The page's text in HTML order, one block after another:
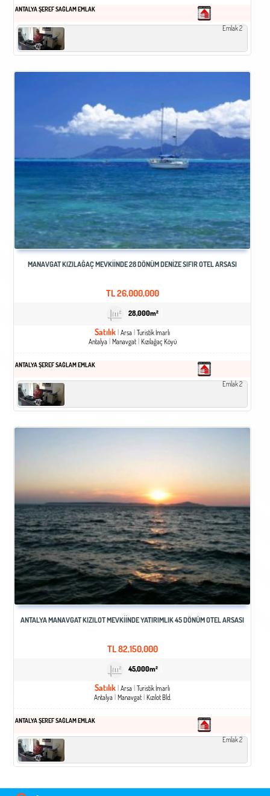
ANTALYA ŞEREF SAĞLAM EMLAK
Emlak 2
MANAVGAT KIZILAĞAÇ MEVKIINDE 28 DÖNÜM DENIZE SIFIR OTEL ARSASI
TL26,000,000
28,000m²
Satılık Arsa Turistik İmarlı
Antalya
Manavgat Kızılağaç Köyü
ANTALYA ŞEREF SAĞLAM EMLAK
Emlak 2
ANTALYA MANAVGAT KIZILOT MEVKIINDE YATIRIMLIK 45 DÖNÜM OTEL ARSASI
TL82,150,000
45,000m²
Satılık Arsa Turistik İmarlı
Antalya
Manavgat Kızılot Bld.
ANTALYA ŞEREF SAĞLAM EMLAK
Emlak 2